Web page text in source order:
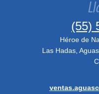
(55)
Héroe de
Las Hadas,